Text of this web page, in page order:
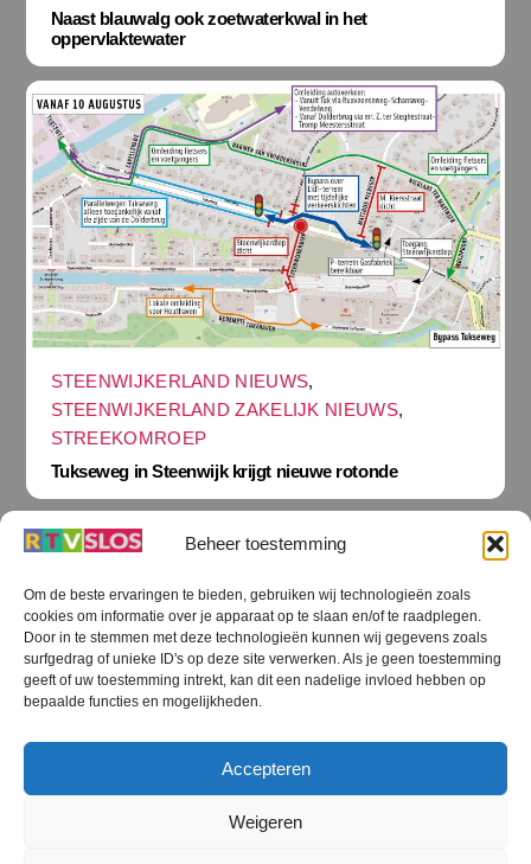
Beheer toestemming
Om de beste ervaringen te bieden, gebruiken wij technologieën zoals
cookies om informatie over je apparaat op te slaan en/of te raadplegen.
Door in te stemmen met deze technologieën kunnen wij gegevens zoals
surfgedrag of unieke ID's op deze site verwerken. Als je geen toestemming
geeft of uw toestemming intrekt, kan dit een nadelige invloed hebben op
bepaalde functies en mogelijkheden.
Accepteren
Weigeren
Naast blauwalg ook zoetwaterkwal in het
oppervlaktewater
STEENWIJKERLAND NIEUWS,
STEENWIJKERLAND ZAKELIJK NIEUWS,
STREEKOMROEP
Tukseweg in Steenwijk krijgt nieuwe rotonde
Terug
naar
boven
RTV SLOS
RTV SLOS ANBI